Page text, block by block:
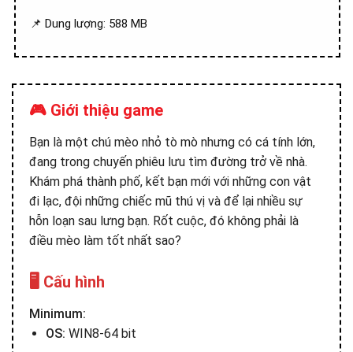
📌 Dung lượng: 588 MB
🎮 Giới thiệu game
Bạn là một chú mèo nhỏ tò mò nhưng có cá tính lớn,
đang trong chuyến phiêu lưu tìm đường trở về nhà.
Khám phá thành phố, kết bạn mới với những con vật
đi lạc, đội những chiếc mũ thú vị và để lại nhiều sự
hỗn loạn sau lưng bạn. Rốt cuộc, đó không phải là
điều mèo làm tốt nhất sao?
🖥️ Cấu hình
Minimum:
OS: WIN8-64 bit